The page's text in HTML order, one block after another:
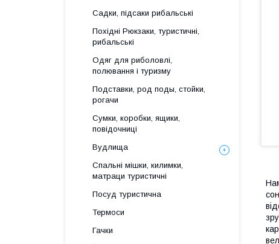
Садки, підсаки рибальські
Похідні Рюкзаки, туристичні,
рибальські
Одяг для риболовлі,
полювання і туризму
Подставки, род поды, стойки,
рогачи
Сумки, коробки, ящики,
повідочниці
Вудлища
Спальні мішки, килимки,
матраци туристичні
Посуд туристична
Термоси
Гачки